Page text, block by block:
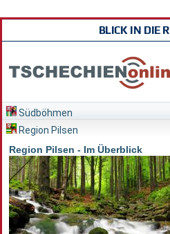
BLICK IN DIE
Südböhmen
Region Pilsen
Region Pilsen - Im Überblick